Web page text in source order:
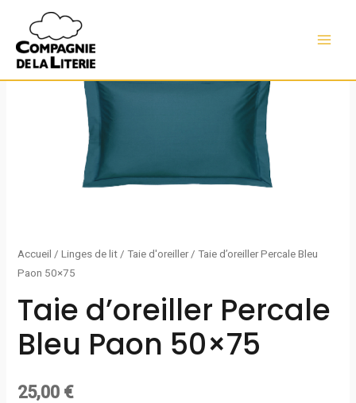
contenu
Accueil /Linges de lit /Taie d'oreiller/ Taie d’oreiller Percale Bleu
Paon 50×75
Taie d’oreiller Percale
Bleu Paon 50×75
25,00 €